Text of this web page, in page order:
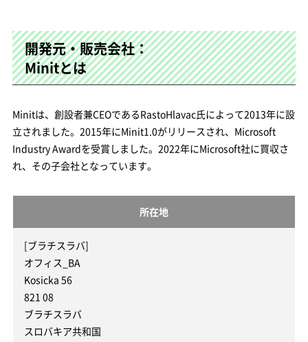
開発元・販売会社：
Minitとは
Minitは、創設者兼CEOであるRastoHlavac氏によって2013年に設
立されました。2015年にMinit1.0がリリースされ、Microsoft
Industry Awardを受賞しました。2022年にMicrosoft社に買収さ
れ、その子会社となっています。
所在地
[ブラチスラバ]
オフィス_BA
Kosicka 56
821 08
ブラチスラバ
スロバキア共和国